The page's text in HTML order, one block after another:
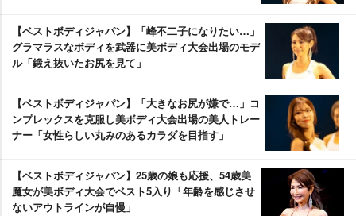
【ベストボディジャパン】「峰不二子になりたい…」
グラマラスなボディを武器に美ボディ大会出場のモデ
ル「鍛え抜いたお尻を見て」
【ベストボディジャパン】「大きなお尻が嫌で…」コ
ンプレックスを克服し美ボディ大会出場の美人トレー
ナー「女性らしい丸みのあるカラダを目指す」
【ベストボディジャパン】25歳の娘も応援、54歳美
魔女が美ボディ大会でベスト5入り「年齢を感じさせ
ないアウトラインが自慢」